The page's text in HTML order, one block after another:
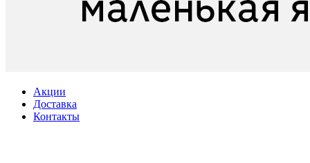
Акции
Доставка
Контакты